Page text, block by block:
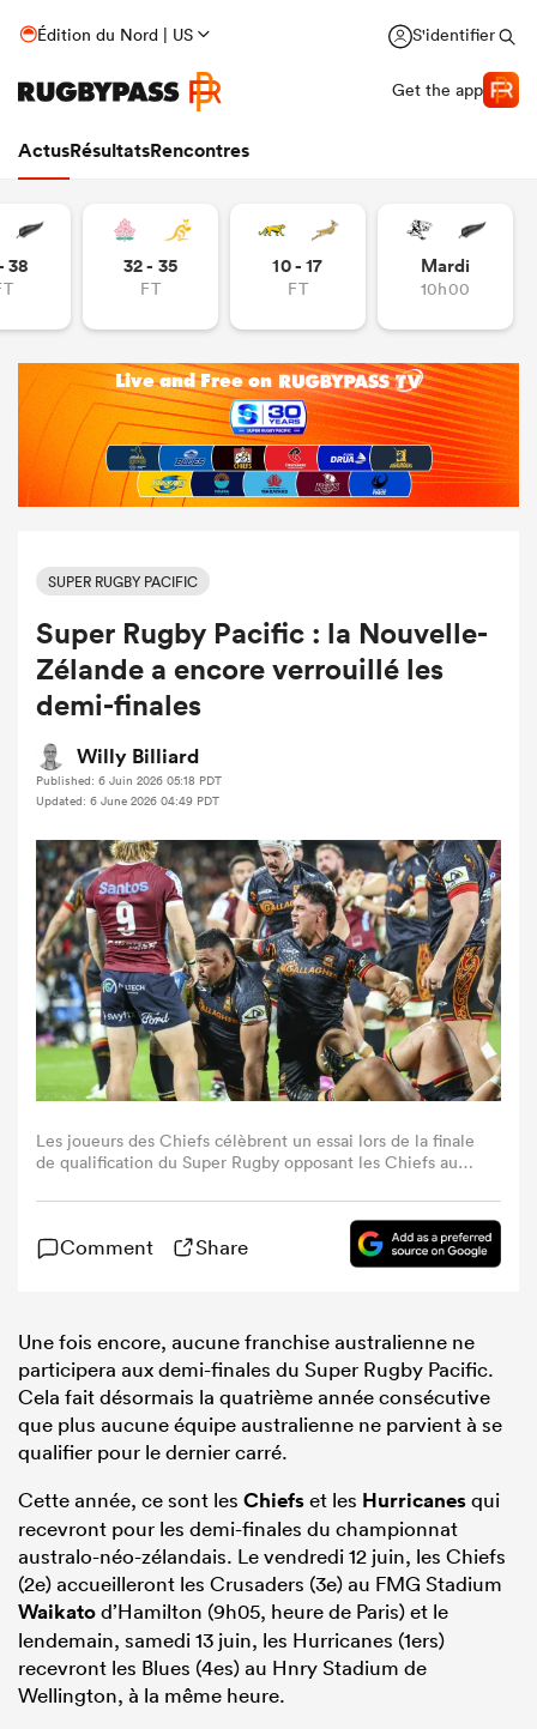
Édition du Nord | US S'identifier
Get the app
ActusRésultatsRencontres
38 32 - 35
FT
10 - 17
FT
Mardi
10h00
SUPER RUGBY PACIFIC
Super Rugby Pacific : la Nouvelle-
Zélande a encore verrouillé les
demi-finales
Willy Billiard
Published: 6 Juin 2026 05:18 PDT
Updated: 6 June 2026 04:49 PDT
Les joueurs des Chiefs célèbrent un essai lors de la finale
de qualification du Super Rugby opposant les Chiefs aux
2026. (Photo de DJ MILLS / AFP via Getty Images)
Comment Share
Une fois encore, aucune franchise australienne ne
participera aux demi-finales du Super Rugby Pacific.
Cela fait désormais la quatrième année consécutive
que plus aucune équipe australienne ne parvient à se
qualifier pour le dernier carré.
Cette année, ce sont les Chiefset les Hurricanesqui
recevront pour les demi-finales du championnat
australo-néo-zélandais. Le vendredi 12 juin, les Chiefs
(2e) accueilleront les Crusaders (3e) au FMG Stadium
Waikatod’Hamilton (9h05, heure de Paris) et le
lendemain, samedi 13 juin, les Hurricanes (1ers)
recevront les Blues (4es) au Hnry Stadium de
Wellington, à la même heure.